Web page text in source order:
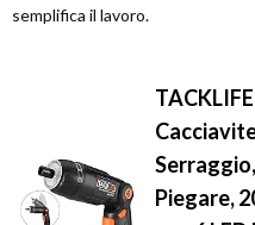
semplifica il lavoro.
Piegare,